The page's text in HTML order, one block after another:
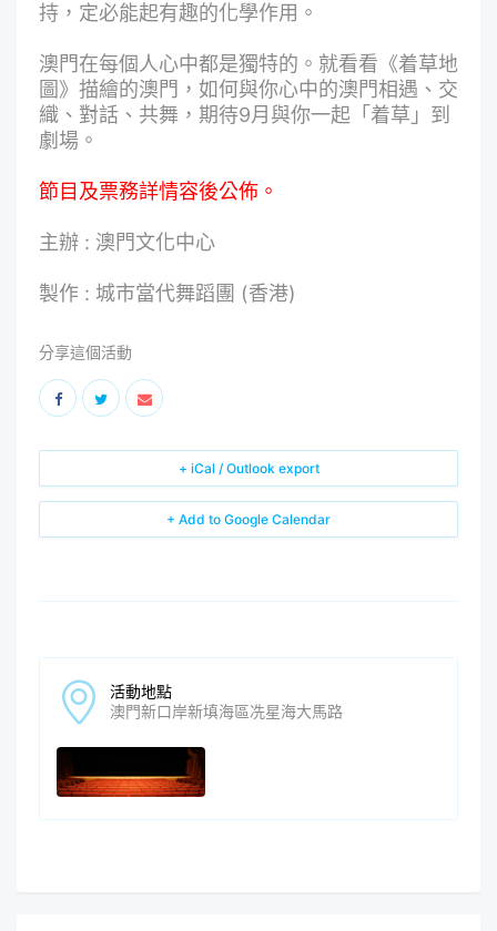
持，定必能起有趣的化學作用。
澳門在每個人心中都是獨特的。就看看《着草地
圖》描繪的澳門，如何與你心中的澳門相遇、交
織、對話、共舞，期待9月與你一起「着草」到
劇場。
節目及票務詳情容後公佈。
主辦 : 澳門文化中心
製作 : 城市當代舞蹈團 (香港)
分享這個活動
+ Add to Google Calendar
+ iCal / Outlook export
活動地點
澳門新口岸新填海區冼星海大馬路